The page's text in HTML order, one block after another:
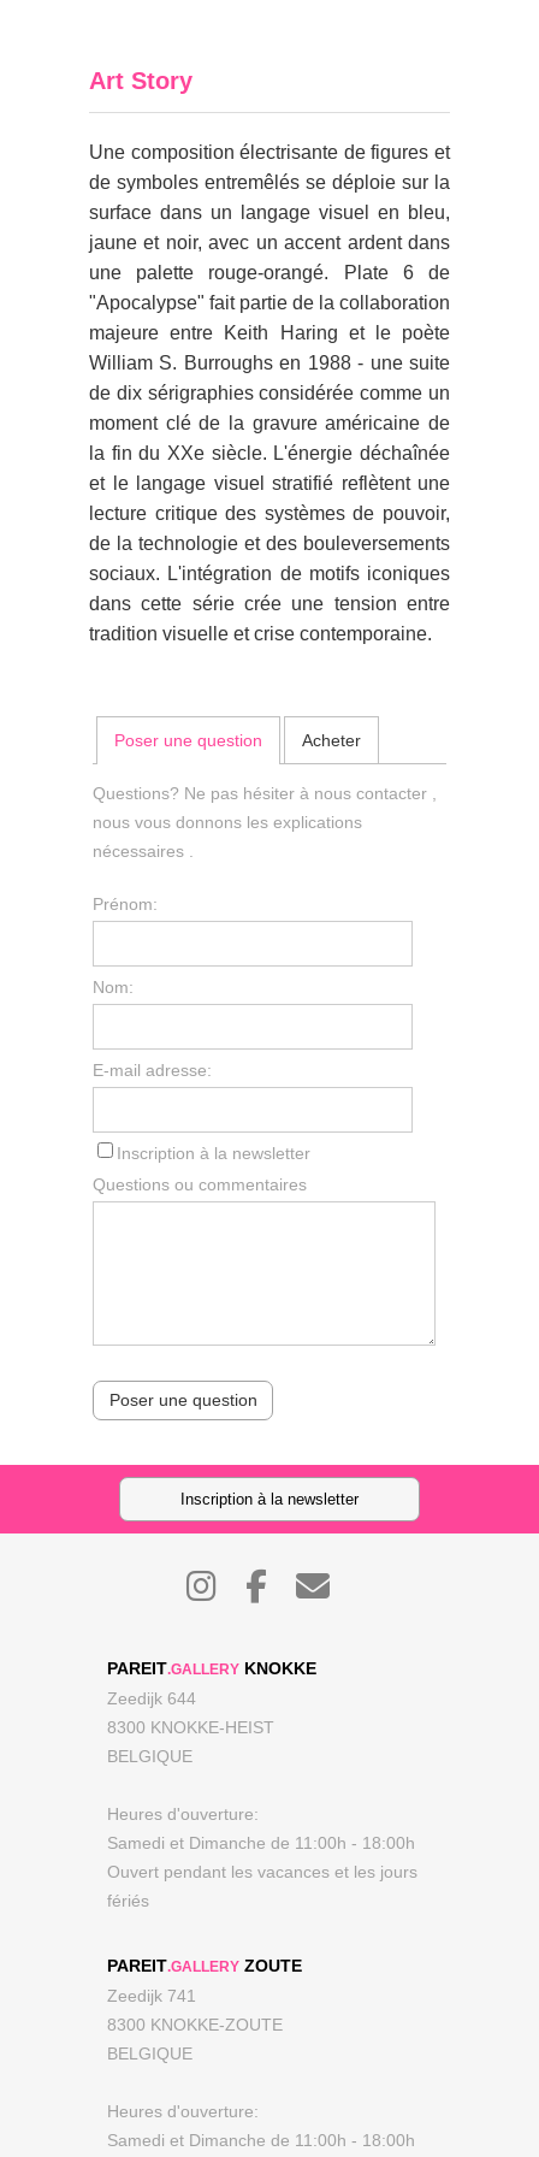
Art Story
Une composition électrisante de figures et
de symboles entremêlés se déploie sur la
surface dans un langage visuel en bleu,
jaune et noir, avec un accent ardent dans
une palette rouge-orangé. Plate 6 de
"Apocalypse" fait partie de la collaboration
majeure entre Keith Haring et le poète
William S. Burroughs en 1988 - une suite
de dix sérigraphies considérée comme un
moment clé de la gravure américaine de
la fin du XXe siècle. L'énergie déchaînée
et le langage visuel stratifié reflètent une
lecture critique des systèmes de pouvoir,
de la technologie et des bouleversements
sociaux. L'intégration de motifs iconiques
dans cette série crée une tension entre
tradition visuelle et crise contemporaine.
Poser une question Acheter
Questions? Ne pas hésiter à nous contacter ,
nous vous donnons les explications
nécessaires .
Prénom:
Nom:
E-mail adresse:
Inscription à la newsletter
Questions ou commentaires
Poser une question
Inscription à la newsletter
PAREIT.GALLERY KNOKKE
Zeedijk 644
8300 KNOKKE-HEIST
BELGIQUE
Heures d'ouverture:
Samedi et Dimanche de 11:00h - 18:00h
Ouvert pendant les vacances et les jours
fériés
PAREIT.GALLERY ZOUTE
Zeedijk 741
8300 KNOKKE-ZOUTE
BELGIQUE
Heures d'ouverture:
Samedi et Dimanche de 11:00h - 18:00h